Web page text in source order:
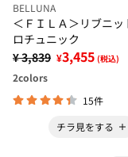
BELLUNA
＜ＦＩＬＡ＞リブニッ
ロチュニック
¥ 3,839 ¥3,455 (税込)
2colors
15件
チラ見をする